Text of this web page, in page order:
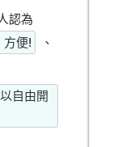
認為
方便!
、
自由開